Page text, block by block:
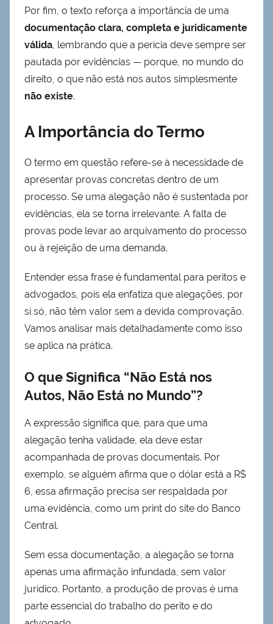
Por fim, o texto reforça a importância de uma
documentação clara, completa e juridicamente
válida, lembrando que a perícia deve sempre ser
pautada por evidências — porque, no mundo do
direito, o que não está nos autos simplesmente
não existe.
A Importância do Termo
O termo em questão refere-se à necessidade de
apresentar provas concretas dentro de um
processo. Se uma alegação não é sustentada por
evidências, ela se torna irrelevante. A falta de
provas pode levar ao arquivamento do processo
ou à rejeição de uma demanda.
Entender essa frase é fundamental para peritos e
advogados, pois ela enfatiza que alegações, por
si só, não têm valor sem a devida comprovação.
Vamos analisar mais detalhadamente como isso
se aplica na prática.
O que Significa “Não Está nos
Autos, Não Está no Mundo”?
A expressão significa que, para que uma
alegação tenha validade, ela deve estar
acompanhada de provas documentais. Por
exemplo, se alguém afirma que o dólar está a R$
6, essa afirmação precisa ser respaldada por
uma evidência, como um print do site do Banco
Central.
Sem essa documentação, a alegação se torna
apenas uma afirmação infundada, sem valor
jurídico. Portanto, a produção de provas é uma
parte essencial do trabalho do perito e do